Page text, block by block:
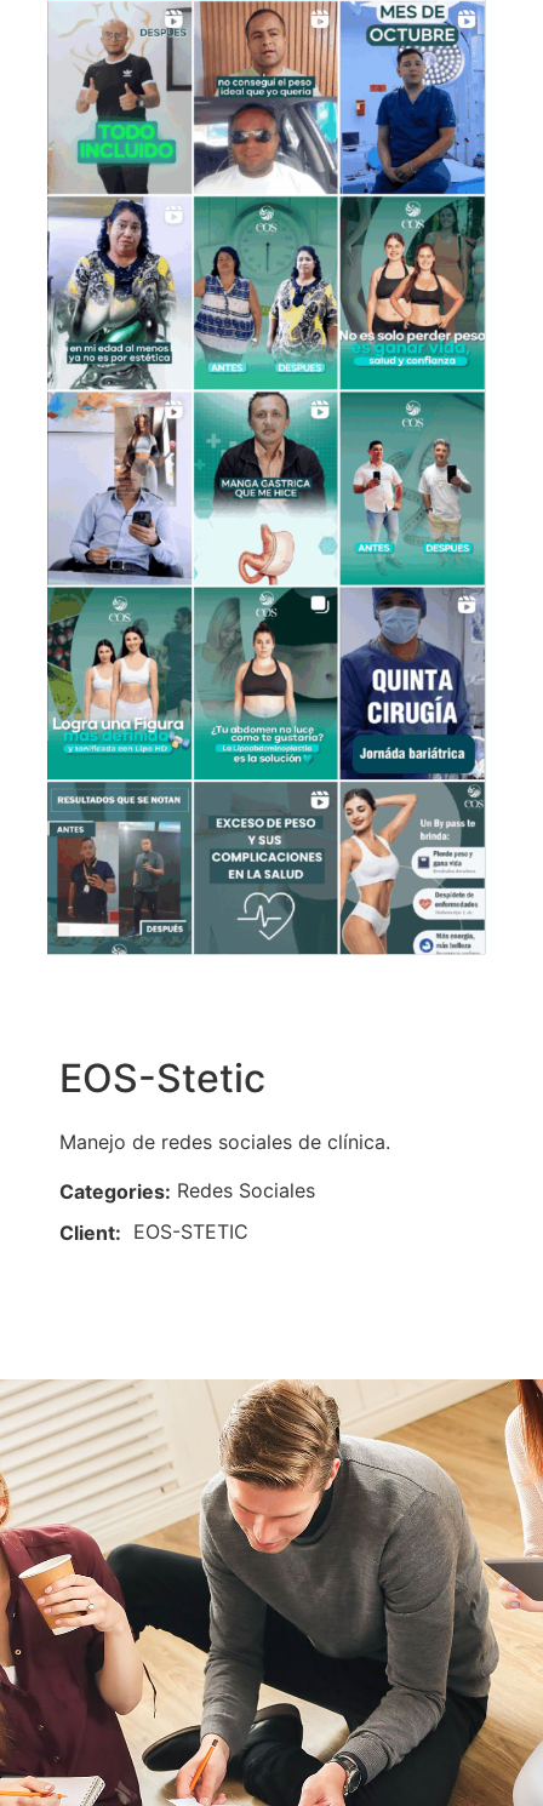
EOS-Stetic
Manejo de redes sociales de clínica.
Categories: Redes Sociales
Client: EOS-STETIC